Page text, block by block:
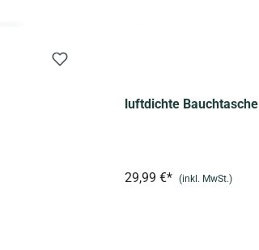
luftdichte Bauchtasche
29,99 €* (inkl. MwSt.)